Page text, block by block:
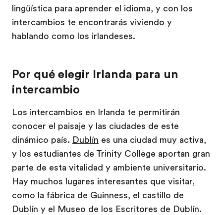
lingüística para aprender el idioma, y con los
intercambios te encontrarás viviendo y
hablando como los irlandeses.
Por qué elegir Irlanda para un
intercambio
Los intercambios en Irlanda te permitirán
conocer el paisaje y las ciudades de este
dinámico país. Dublín es una ciudad muy activa,
y los estudiantes de Trinity College aportan gran
parte de esta vitalidad y ambiente universitario.
Hay muchos lugares interesantes que visitar,
como la fábrica de Guinness, el castillo de
Dublín y el Museo de los Escritores de Dublín.